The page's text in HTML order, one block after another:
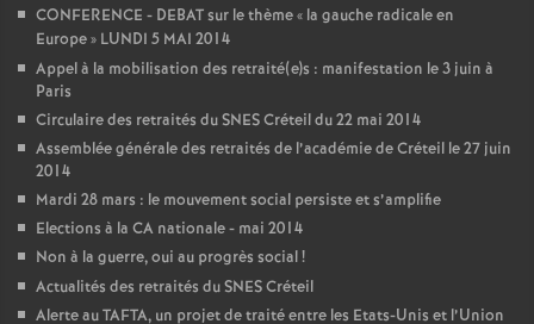
CONFERENCE - DEBATsur le thème « la gauche radicale en
Europe» LUNDI 5 MAI 2014
Appel à la mobilisation des retraité(e)s : manifestation le 3 juin à
Paris
Circulaire des retraités duSNESCréteil du 22 mai 2014
Assemblée générale des retraités de l’académie de Créteil le 27 juin
2014
Mardi 28 mars : le mouvement social persiste et s’amplifie
Elections à la CA nationale - mai 2014
Non à la guerre, oui au progrès social!
Actualités des retraités duSNESCréteil
Alerte auTAFTA, un projet de traité entre les Etats-Unis et l’Union